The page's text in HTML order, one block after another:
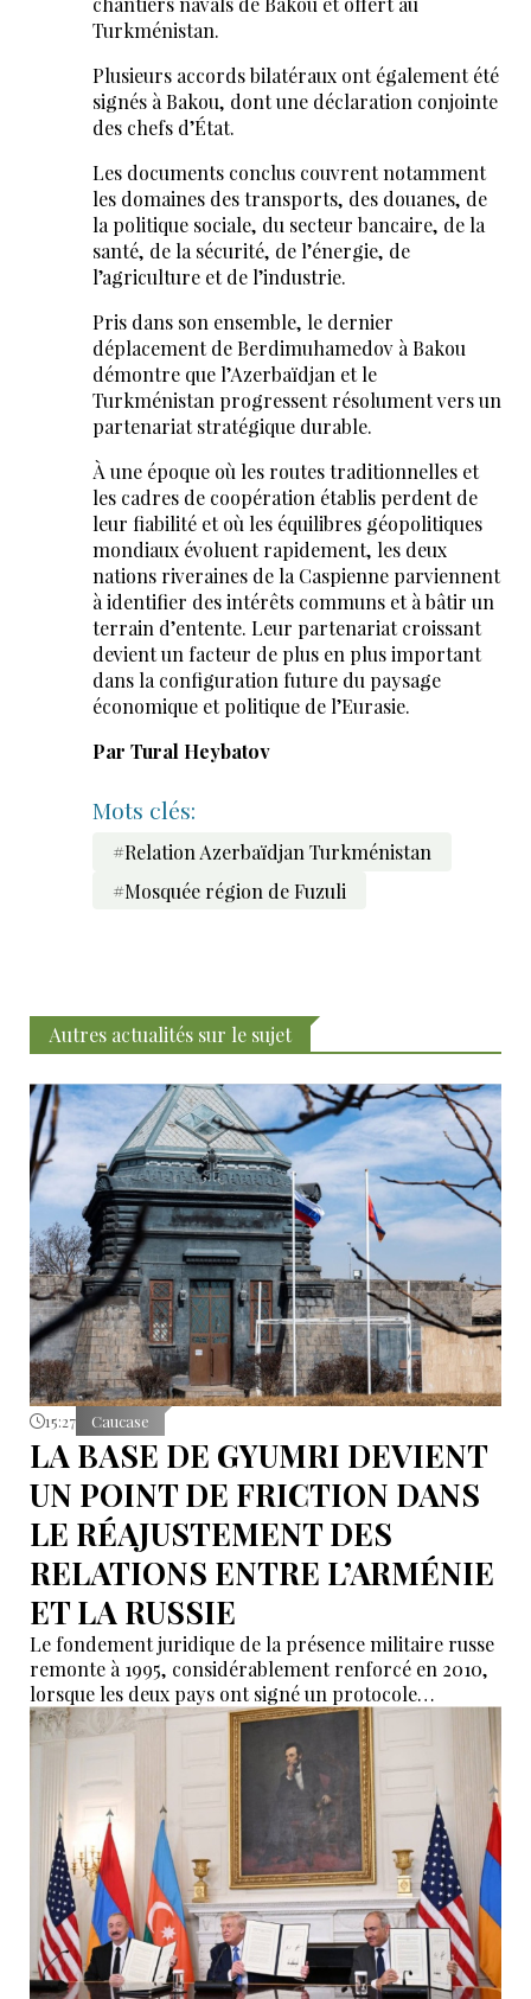
Turkménistan.
Plusieurs accords bilatéraux ont également été
signés à Bakou, dont une déclaration conjointe
des chefs d’État.
Les documents conclus couvrent notamment
les domaines des transports, des douanes, de
la politique sociale, du secteur bancaire, de la
santé, de la sécurité, de l’énergie, de
l’agriculture et de l’industrie.
Pris dans son ensemble, le dernier
déplacement de Berdimuhamedov à Bakou
démontre que l’Azerbaïdjan et le
Turkménistan progressent résolument vers un
partenariat stratégique durable.
À une époque où les routes traditionnelles et
les cadres de coopération établis perdent de
leur fiabilité et où les équilibres géopolitiques
mondiaux évoluent rapidement, les deux
nations riveraines de la Caspienne parviennent
à identifier des intérêts communs et à bâtir un
terrain d’entente. Leur partenariat croissant
devient un facteur de plus en plus important
dans la configuration future du paysage
économique et politique de l’Eurasie.
Par Tural Heybatov
Mots clés:
#Relation Azerbaïdjan Turkménistan
#Mosquée région de Fuzuli
Autres actualités sur le sujet
15:27 Caucase
LA BASE DE GYUMRI DEVIENT
UN POINT DE FRICTION DANS
LE RÉAJUSTEMENT DES
RELATIONS ENTRE L’ARMÉNIE
ET LA RUSSIE
Le fondement juridique de la présence militaire russe
remonte à 1995, considérablement renforcé en 2010,
lorsque les deux pays ont signé un protocole
additionnel prolongeant sa validité jusqu’en 2044.